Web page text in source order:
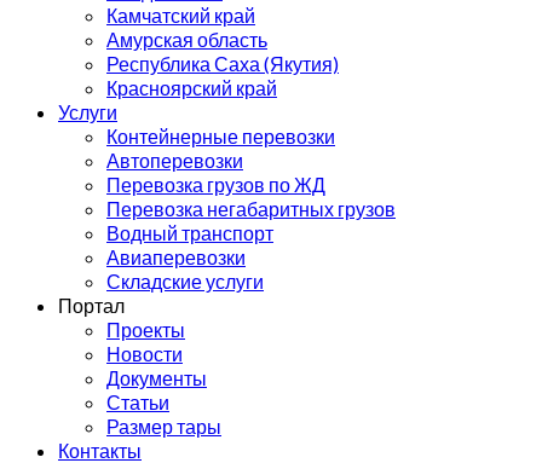
Камчатский край
Амурская область
Республика Саха (Якутия)
Красноярский край
Услуги
Контейнерные перевозки
Автоперевозки
Перевозка грузов по ЖД
Перевозка негабаритных грузов
Водный транспорт
Авиаперевозки
Складские услуги
Портал
Проекты
Новости
Документы
Статьи
Размер тары
Контакты